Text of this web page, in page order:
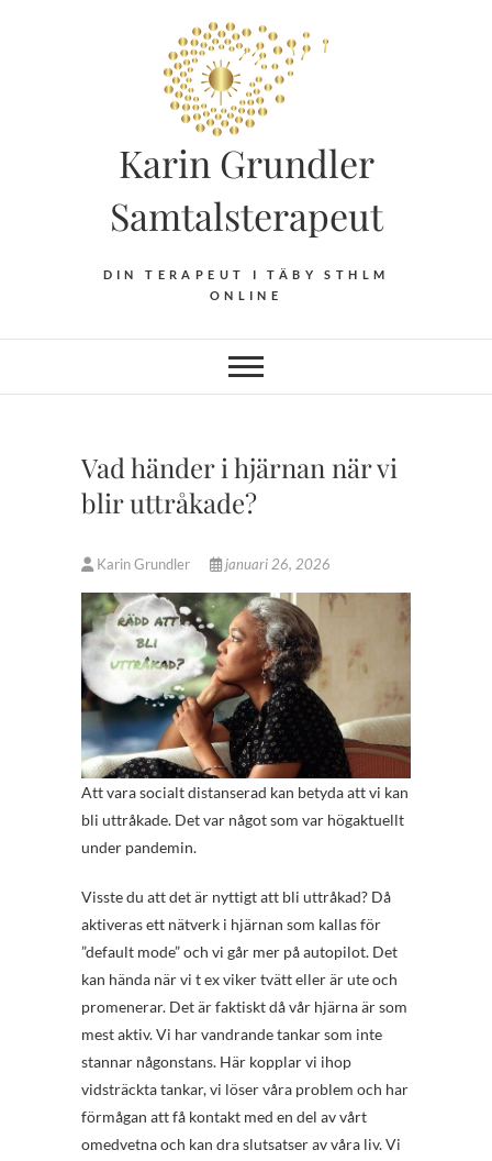
Karin Grundler
Samtalsterapeut
DIN TERAPEUT I TÄBY STHLM
ONLINE
Vad händer i hjärnan när vi
blir uttråkade?
Karin Grundler januari 26, 2026
Att vara socialt distanserad kan betyda att vi kan
bli uttråkade. Det var något som var högaktuellt
under pandemin.
Visste du att det är nyttigt att bli uttråkad? Då
aktiveras ett nätverk i hjärnan som kallas för
”default mode” och vi går mer på autopilot. Det
kan hända när vi t ex viker tvätt eller är ute och
promenerar. Det är faktiskt då vår hjärna är som
mest aktiv. Vi har vandrande tankar som inte
stannar någonstans. Här kopplar vi ihop
vidsträckta tankar, vi löser våra problem och har
förmågan att få kontakt med en del av vårt
omedvetna och kan dra slutsatser av våra liv. Vi